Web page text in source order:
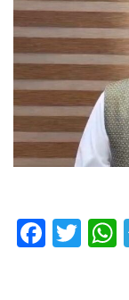
F
T